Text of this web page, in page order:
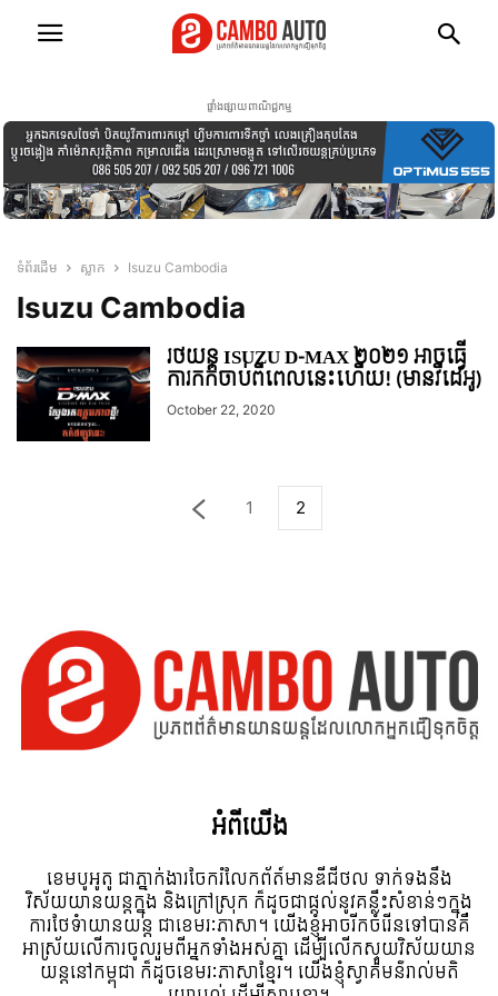
ផ្ទាំងផ្សាយពាណិជ្ជកម្ម
ទំព័រដើម ស្លាក Isuzu Cambodia
Isuzu Cambodia
រថយន្ត ISUZU D-MAX ២០២១ អាចធ្វើ
ការកក់ចាប់ពីពេលនេះហើយ! (មានវីដេអូ)
October 22, 2020
1 2
អំពី​យើង
ខេមបូអូតូ ជាភ្នាក់ងារចែករំលែកព័ត៍មានឌីជីថល ទាក់ទងនឹង
វិស័យយានយន្តក្នុង និងក្រៅស្រុក ក៏ដូចជាផ្តល់នូវគន្លឹះសំខាន់ៗក្នុង
ការថែទំាយានយន្ត ជាខេមរៈភាសា។ យើងខ្ញុំអាចរីកចំរើនទៅបានគឺ
អាស្រ័យលើការចូលរួមពីអ្នកទាំងអស់គ្នា ដើម្បីលើកស្ទួយវិស័យយាន
យន្តនៅកម្ពុជា ក៏ដូចខេមរៈភាសាខ្មែរ។ យើងខ្ញុំស្វាគមន៌រាល់មតិ